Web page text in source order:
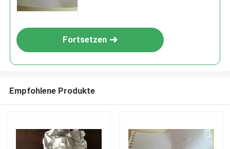
Fortsetzen
Empfohlene Produkte